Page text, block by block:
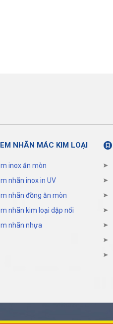
NHÃN MÁC KIM LOẠI
inox ăn mòn
nhãn inox in UV
nhãn đồng ăn mòn
nhãn kim loại dập nổi
nhãn nhựa